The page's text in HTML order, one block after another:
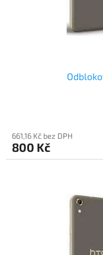
661,16 Kč bez DPH
800 Kč